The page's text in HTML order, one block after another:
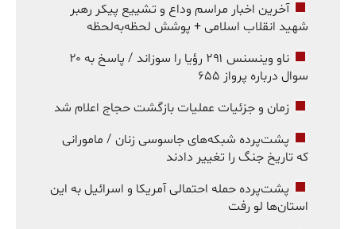
آخرین اخبار مراسم وداع و تشییع پیکر رهبر
شهید انقلاب اسلامی + پوشش لحظه‌به‌لحظه
ناو وینسنس ۲۹۱ رؤیا را سوزاند / پاسخ به ۲۰
سوال درباره پرواز ۶۵۵
زمان و جزئیات عملیات بازگشت حجاج اعلام شد
پشت‌پرده شبکه‌های جاسوسی زنان / مامورانی
که تاریخ جنگ را تغییر دادند
پشت‌پرده حمله احتمالی آمریکا و اسرائیل به این
استان‌ها لو رفت